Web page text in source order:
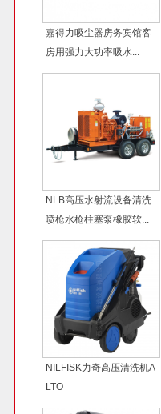
嘉得力吸尘器房务宾馆客
房用强力大功率吸水...
NLB高压水射流设备清洗
喷枪水枪柱塞泵橡胶软...
NILFISK力奇高压清洗机A
LTO